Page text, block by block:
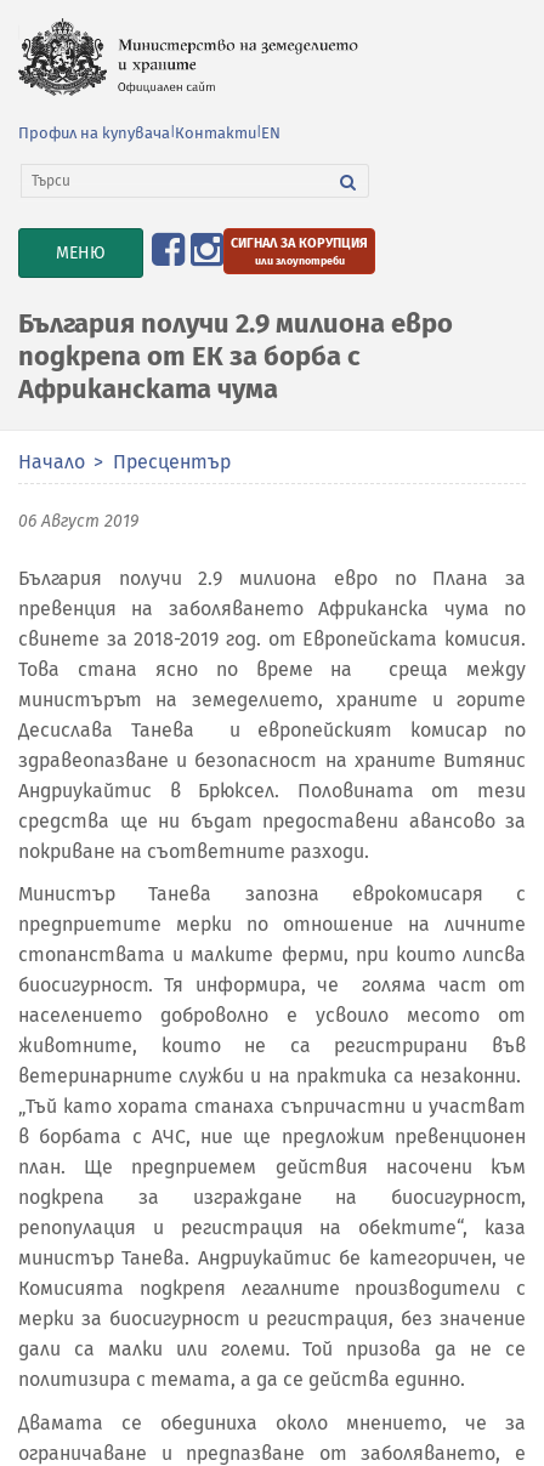
Профил на купувача Контакти EN
TOGGLE
NAVIGATION
МЕНЮ СИГНАЛ ЗА КОРУПЦИЯ
или злоупотреби
България получи 2.9 милиона евро
подкрепа от ЕК за борба с
Африканската чума
Начало Пресцентър
06 Август 2019
България получи 2.9 милиона евро по Плана за
превенция на заболяването Африканска чума по
свинете за 2018-2019 год. от Европейската комисия.
Това стана ясно по време на среща между
министърът на земеделието, храните и горите
Десислава Танева и европейският комисар по
здравеопазване и безопасност на храните Витянис
Андриукайтис в Брюксел. Половината от тези
средства ще ни бъдат предоставени авансово за
покриване на съответните разходи.
Министър Танева запозна еврокомисаря с
предприетите мерки по отношение на личните
стопанствата и малките ферми, при които липсва
биосигурност. Тя информира, че голяма част от
населението доброволно е усвоило месото от
животните, които не са регистрирани във
ветеринарните служби и на практика са незаконни.
„Тъй като хората станаха съпричастни и участват
в борбата с АЧС, ние ще предложим превенционен
план. Ще предприемем действия насочени към
подкрепа за изграждане на биосигурност,
репопулация и регистрация на обектите“, каза
министър Танева. Андриукайтис бе категоричен, че
Комисията подкрепя легалните производители с
мерки за биосигурност и регистрация, без значение
дали са малки или големи. Той призова да не се
политизира с темата, а да се действа единно.
Двамата се обединиха около мнението, че за
ограничаване и предпазване от заболяването, е